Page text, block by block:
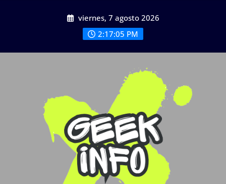
viernes, 7 agosto 2026
2:17:06 PM